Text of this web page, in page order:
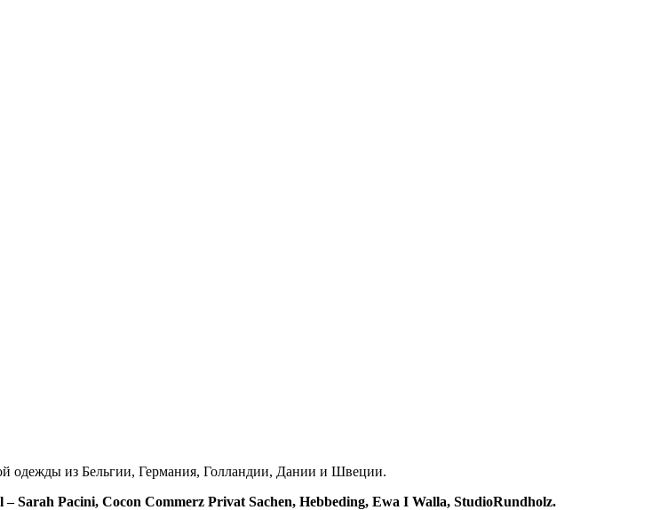
одежды из Бельгии, Германия, Голландии, Дании и Швеции.
– Sarah Pacini, Cocon Commerz Privat Sachen, Hebbeding, Ewa I Walla, StudioRundholz.